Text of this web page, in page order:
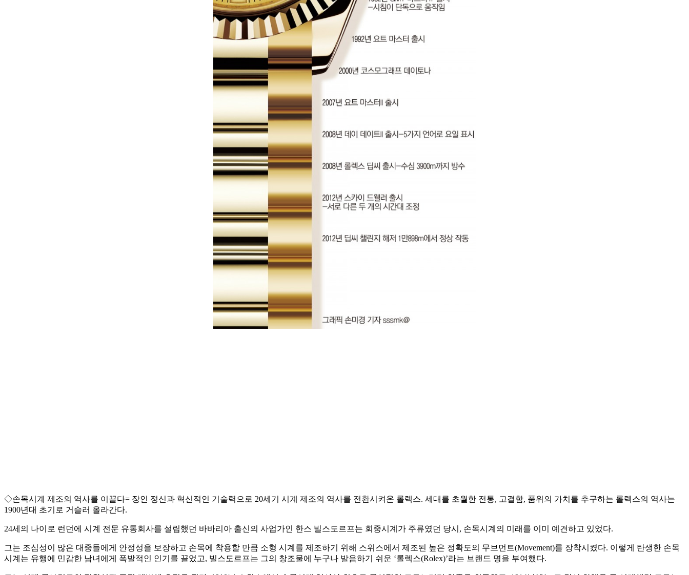
◇손목시계 제조의 역사를 이끌다= 장인 정신과 혁신적인 기술력으로 20세기 시계 제조의 역사를 전환시켜온 롤렉스. 세대를 초월한 전통, 고결함, 품위의 가치를 추구하는 롤렉스의 역사는
1900년대 초기로 거슬러 올라간다.
24세의 나이로 런던에 시계 전문 유통회사를 설립했던 바바리아 출신의 사업가인 한스 빌스도르프는 회중시계가 주류였던 당시, 손목시계의 미래를 이미 예견하고 있었다.
그는 조심성이 많은 대중들에게 안정성을 보장하고 손목에 착용할 만큼 소형 시계를 제조하기 위해 스위스에서 제조된 높은 정확도의 무브먼트(Movement)를 장착시켰다. 이렇게 탄생한 손목
시계는 유행에 민감한 남녀에게 폭발적인 인기를 끌었고, 빌스도르프는 그의 창조물에 누구나 발음하기 쉬운 ‘롤렉스(Rolex)’라는 브랜드 명을 부여했다.